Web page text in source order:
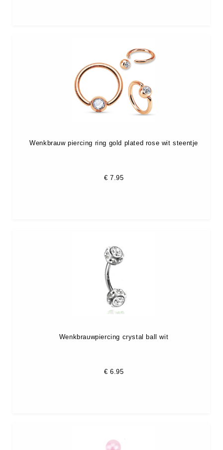
Wenkbrauw piercing ring gold plated rose wit steentje
€ 7.95
Wenkbrauwpiercing crystal ball wit
€ 6.95